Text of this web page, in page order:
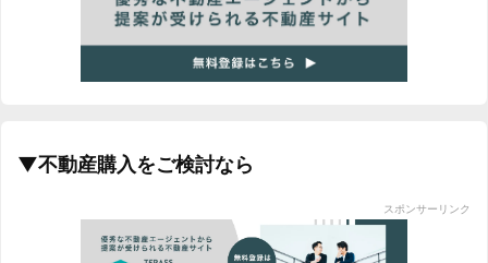
中古一戸建て 相場推移グラフ｜埼玉県 東部地区
2020/04 8.9%
▼不動産購入をご検討なら
スポンサーリンク